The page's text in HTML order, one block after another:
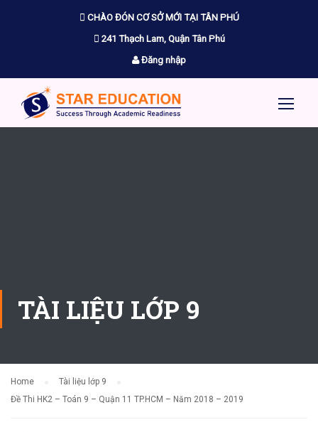
CHÀO ĐÓN CƠ SỞ MỚI TẠI TÂN PHÚ
241 Thạch Lam, Quận Tân Phú
Đăng nhập
TÀI LIỆU LỚP 9
Home
Tài liệu lớp 9
Đề Thi HK2 – Toán 9 – Quận 11 TP.HCM – Năm 2018 – 2019